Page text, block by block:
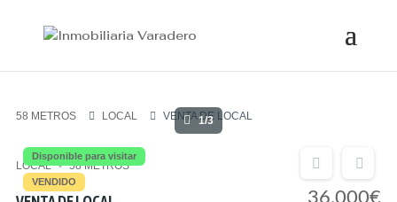
58 METROS LOCAL VENTA DE LOCAL
Disponible para visitar
VENDIDO
1/3
LOCAL 58 METROS
36.000€